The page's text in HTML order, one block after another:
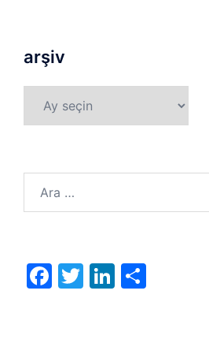
arşiv
Facebook
TwitterLinkedIn